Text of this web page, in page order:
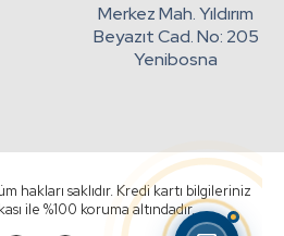
Merkez Mah. Yıldırım
Beyazıt Cad. No: 205
Yenibosna
hakları saklıdır. Kredi kartı bilgileriniz
ile %100 koruma altındadır.